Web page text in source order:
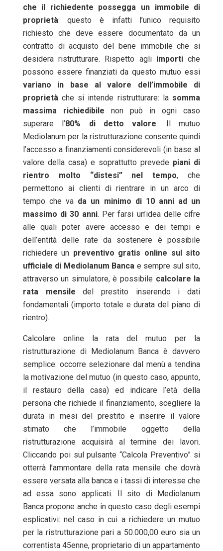
che il richiedente possegga un immobile di
proprietà: questo è infatti l’unico requisito
richiesto che deve essere documentato da un
contratto di acquisto del bene immobile che si
desidera ristrutturare. Rispetto agli importiche
possono essere finanziati da questo mutuo essi
variano in base al valore dell’immobile di
proprietàche si intende ristrutturare: la somma
massima richiedibile non può in ogni caso
superare l’80% di detto valore. Il mutuo
Mediolanum per la ristrutturazione consente quindi
l’accesso a finanziamenti considerevoli (in base al
valore della casa) e soprattutto prevede piani di
rientro molto “distesi” nel tempo, che
permettono ai clienti di rientrare in un arco di
tempo che va da un minimo di 10 anni ad un
massimo di 30 anni. Per farsi un’idea delle cifre
alle quali poter avere accesso e dei tempi e
dell’entità delle rate da sostenere è possibile
richiedere un preventivo gratis online sul sito
ufficiale di Mediolanum Banca e sempre sul sito,
attraverso un simulatore, è possibile calcolare la
rata mensiledel prestito inserendo i dati
fondamentali (importo totale e durata del piano di
rientro).
Calcolare online la rata del mutuo per la
ristrutturazione di Mediolanum Banca è davvero
semplice: occorre selezionare dal menù a tendina
la motivazione del mutuo (in questo caso, appunto,
il restauro della casa) ed indicare l’età della
persona che richiede il finanziamento, scegliere la
durata in mesi del prestito e inserire il valore
stimato che l’immobile oggetto della
ristrutturazione acquisirà al termine dei lavori.
Cliccando poi sul pulsante “Calcola Preventivo” si
otterrà l’ammontare della rata mensile che dovrà
essere versata alla banca e i tassi di interesse che
ad essa sono applicati. Il sito di Mediolanum
Banca propone anche in questo caso degli esempi
esplicativi: nel caso in cui a richiedere un mutuo
per la ristrutturazione pari a 50.000,00 euro sia un
correntista 45enne, proprietario di un appartamento